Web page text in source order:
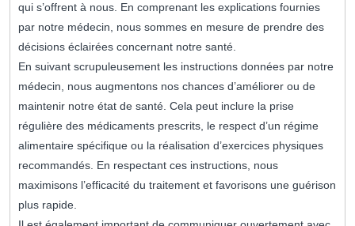
qui s’offrent à nous. En comprenant les explications fournies
par notre médecin, nous sommes en mesure de prendre des
décisions éclairées concernant notre santé.
En suivant scrupuleusement les instructions données par notre
médecin, nous augmentons nos chances d’améliorer ou de
maintenir notre état de santé. Cela peut inclure la prise
régulière des médicaments prescrits, le respect d’un régime
alimentaire spécifique ou la réalisation d’exercices physiques
recommandés. En respectant ces instructions, nous
maximisons l’efficacité du traitement et favorisons une guérison
plus rapide.